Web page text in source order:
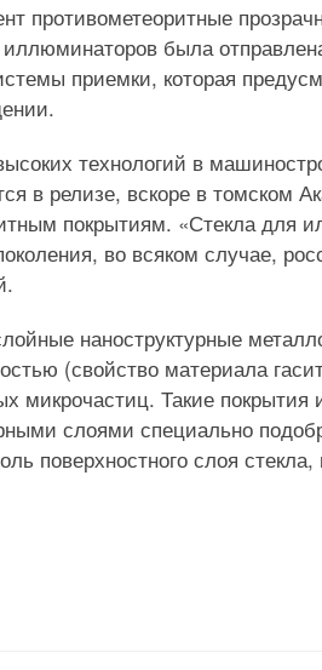
противометеоритные
была
приемки, которая
технологий в
в релизе, вскоре в томском
покрытиям. «Стекла для
во всяком случае,
наноструктурные
(свойство материала
микрочастиц. Такие покрытия
слоями специально
поверхностного слоя